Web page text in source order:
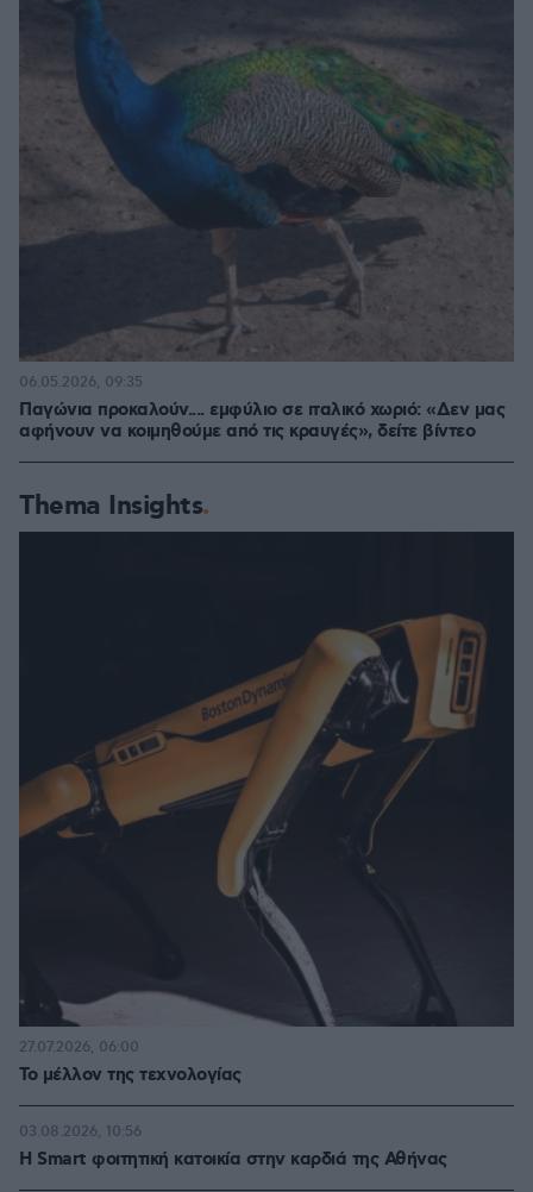
Παγώνια προκαλούν.... εμφύλιο σε ιταλικό χωριό: «Δεν μας
αφήνουν να κοιμηθούμε από τις κραυγές», δείτε βίντεο
06.05.2026, 09:35
Thema Insights
Το μέλλον της τεχνολογίας
27.07.2026, 06:00
Η Smart φοιτητική κατοικία στην καρδιά της Αθήνας
03.08.2026, 10:56